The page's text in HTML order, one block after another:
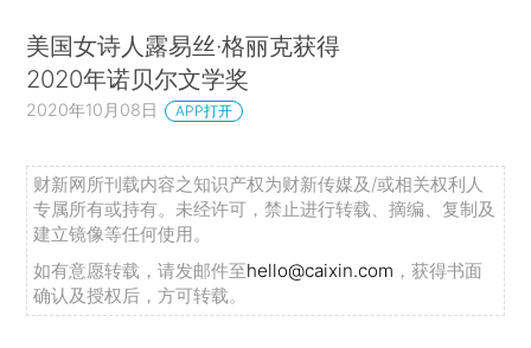
美国女诗人露易丝·格丽克获得
2020年诺贝尔文学奖
2020年10月08日 APP打开
财新网所刊载内容之知识产权为财新传媒及/或相关权利人
专属所有或持有。未经许可，禁止进行转载、摘编、复制及
建立镜像等任何使用。
如有意愿转载，请发邮件至hello@caixin.com ，获得书面
确认及授权后，方可转载。